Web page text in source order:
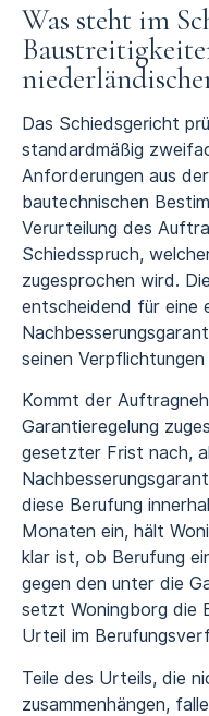
Was steht im
Das Schiedsgericht
standardmäßig
Anforderungen aus
bautechnischen
Verurteilung des
Schiedsspruch,
zugesprochen wird.
entscheidend für eine
seinen
Kommt der
Garantieregelung
gesetzter Frist nach,
diese Berufung
Monaten ein, hält
klar ist, ob Berufung
gegen den unter die
setzt Woningborg die
Urteil im
Teile des Urteils, die
zusammenhängen,